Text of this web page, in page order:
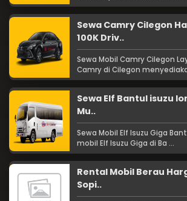
Sewa Camry Cilegon
100K Driv..
Sewa Mobil Camry Cilegon
Camry di Cilegon
Sewa Elf Bantul isuzu
Mu..
Sewa Mobil Elf Isuzu Giga
mobil Elf Isuzu Giga di Ba ...
Rental Mobil Berau
Sopi..